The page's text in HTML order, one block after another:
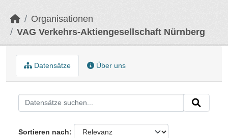
Organisationen
VAG Verkehrs-Aktiengesellschaft Nürnberg
Datensätze Über uns
Sortieren nach